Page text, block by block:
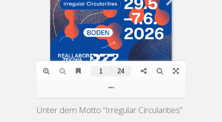
Unter dem Motto “Irregular Circularities”